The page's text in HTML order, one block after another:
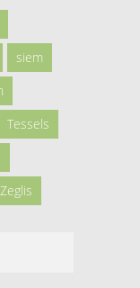
siem
Tessels
Zeglis